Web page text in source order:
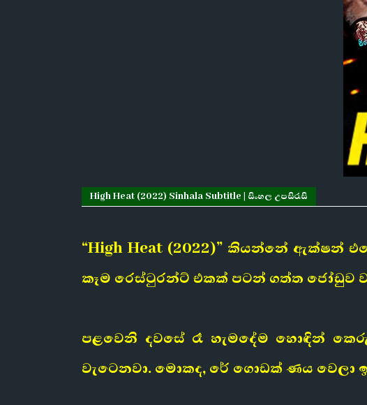
High Heat (2022) Sinhala Subtitle | සිංහල උපසිරැසි
“High Heat (2022)” කියන්නේ ඇක්ෂන්
කෑම රෙස්ටුරන්ට් එකක් පටන් ගත්ත ජෝඩුව
පළවෙනි දවසේ රෑ හැමදේම හොඳින්
වැටෙනවා. මොකද, රේ ගොඩක් ණය වෙලා